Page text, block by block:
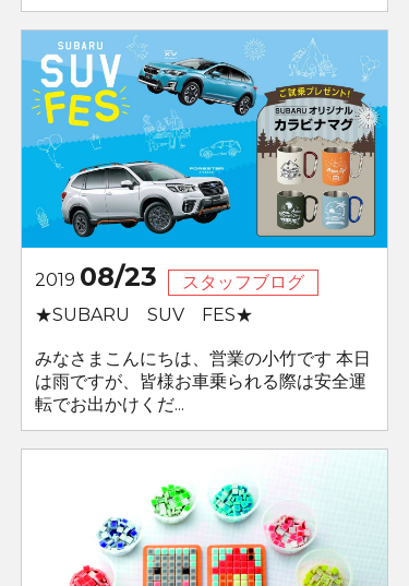
2019 08/23
スタッフブログ
★SUBARU SUV FES★
みなさまこんにちは、営業の小竹です 本日
は雨ですが、皆様お車乗られる際は安全運
転でお出かけくだ...